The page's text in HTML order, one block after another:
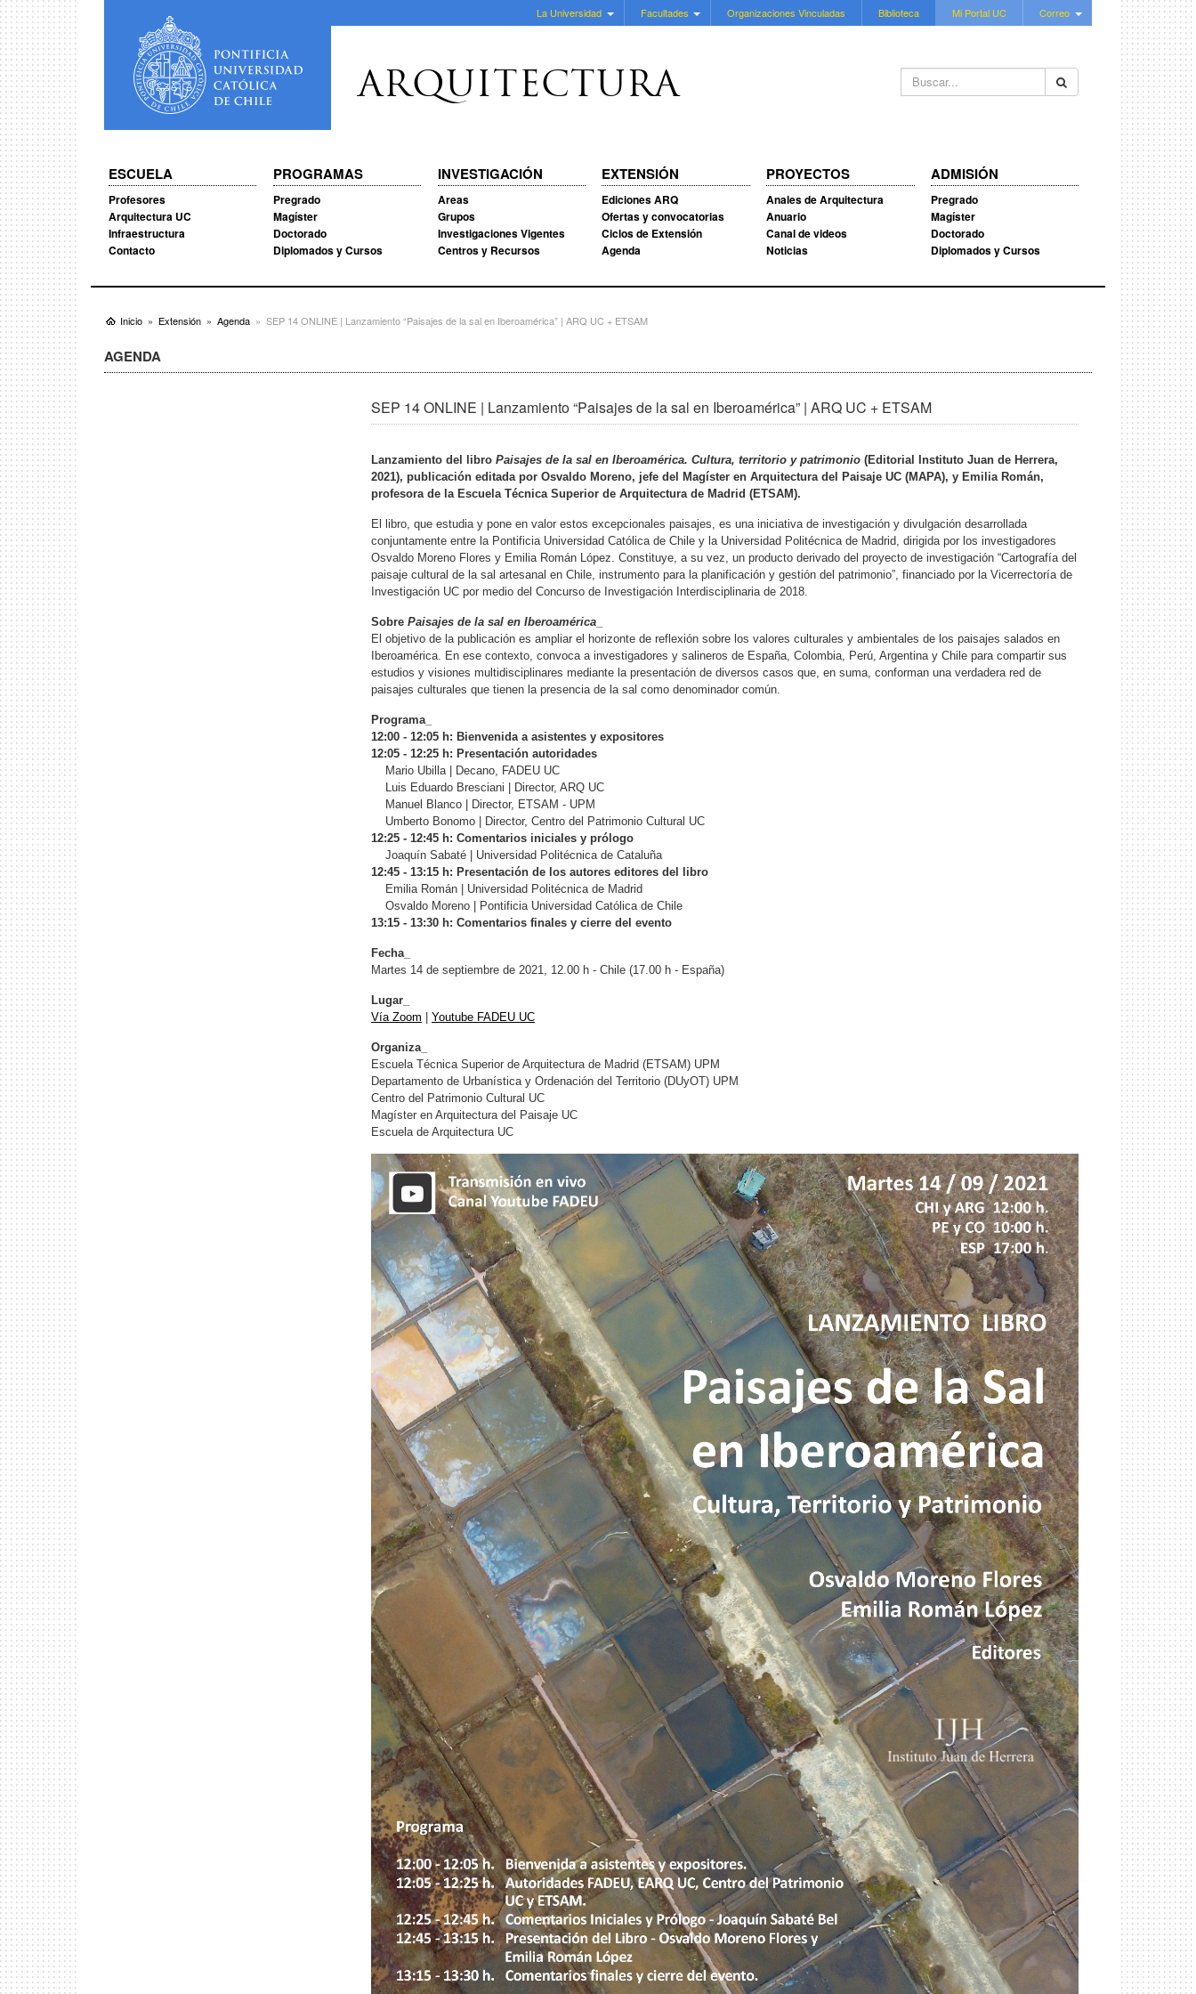
La Universidad Facultades Organizaciones Vinculadas Biblioteca Mi Portal UC Correo
Buscar...
ARQUITECTURA
ESCUELA
Profesores
Arquitectura UC
Infraestructura
Contacto
PROGRAMAS
Pregrado
Magíster
Doctorado
Diplomados y Cursos
INVESTIGACIÓN
Areas
Grupos
Investigaciones Vigentes
Centros y Recursos
EXTENSIÓN
Ediciones ARQ
Ofertas y convocatorias
Ciclos de Extensión
Agenda
PROYECTOS
Anales de Arquitectura
Anuario
Canal de videos
Noticias
ADMISIÓN
Pregrado
Magíster
Doctorado
Diplomados y Cursos
Inicio Extensión Agenda SEP 14 ONLINE | Lanzamiento “Paisajes de la sal en Iberoamérica” | ARQ UC + ETSAM
AGENDA
SEP 14 ONLINE | Lanzamiento “Paisajes de la sal en Iberoamérica” | ARQ UC + ETSAM
Lanzamiento del libro Paisajes de la sal en Iberoamérica. Cultura, territorio y patrimonio (Editorial Instituto Juan de Herrera,
2021), publicación editada por Osvaldo Moreno, jefe del Magíster en Arquitectura del Paisaje UC (MAPA), y Emilia Román,
profesora de la Escuela Técnica Superior de Arquitectura de Madrid (ETSAM).
El libro, que estudia y pone en valor estos excepcionales paisajes, es una iniciativa de investigación y divulgación desarrollada
conjuntamente entre la Pontificia Universidad Católica de Chile y la Universidad Politécnica de Madrid, dirigida por los investigadores
Osvaldo Moreno Flores y Emilia Román López. Constituye, a su vez, un producto derivado del proyecto de investigación “Cartografía del
paisaje cultural de la sal artesanal en Chile, instrumento para la planificación y gestión del patrimonio”, financiado por la Vicerrectoría de
Investigación UC por medio del Concurso de Investigación Interdisciplinaria de 2018.
Sobre Paisajes de la sal en Iberoamérica
El objetivo de la publicación es ampliar el horizonte de reflexión sobre los valores culturales y ambientales de los paisajes salados en
Iberoamérica. En ese contexto, convoca a investigadores y salineros de España, Colombia, Perú, Argentina y Chile para compartir sus
estudios y visiones multidisciplinares mediante la presentación de diversos casos que, en suma, conforman una verdadera red de
paisajes culturales que tienen la presencia de la sal como denominador común.
Programa_
12:00 - 12:05 h: Bienvenida a asistentes y expositores
12:05 - 12:25 h: Presentación autoridades
Mario Ubilla | Decano, FADEU UC
Luis Eduardo Bresciani | Director, ARQ UC
Manuel Blanco | Director, ETSAM - UPM
Umberto Bonomo | Director, Centro del Patrimonio Cultural UC
12:25 - 12:45 h: Comentarios iniciales y prólogo
Joaquín Sabaté | Universidad Politécnica de Cataluña
12:45 - 13:15 h: Presentación de los autores editores del libro
Emilia Román | Universidad Politécnica de Madrid
Osvaldo Moreno | Pontificia Universidad Católica de Chile
13:15 - 13:30 h: Comentarios finales y cierre del evento
Fecha_
Martes 14 de septiembre de 2021, 12.00 h - Chile (17.00 h - España)
Lugar_
Vía Zoom
Youtube FADEU UC
Organiza_
Escuela Técnica Superior de Arquitectura de Madrid (ETSAM) UPM
Departamento de Urbanística y Ordenación del Territorio (DUyOT) UPM
Centro del Patrimonio Cultural UC
Magíster en Arquitectura del Paisaje UC
Escuela de Arquitectura UC